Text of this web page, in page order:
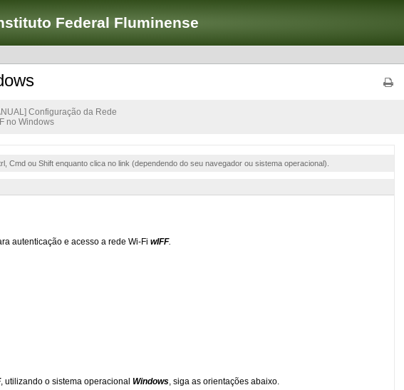
Federal Fluminense
Configuração da Rede
no Windows
ou Shift enquanto clica no link (dependendo do seu navegador ou sistema operacional).